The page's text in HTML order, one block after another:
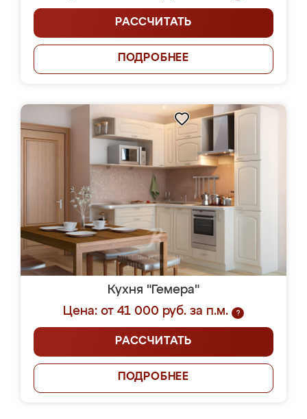
РАССЧИТАТЬ
ПОДРОБНЕЕ
Кухня "Гемера"
Цена: от 41 000 руб. за п.м.
?
РАССЧИТАТЬ
ПОДРОБНЕЕ